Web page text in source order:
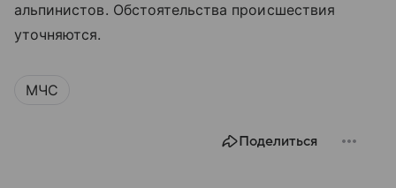
альпинистов. Обстоятельства происшествия
уточняются.
МЧС
Поделиться